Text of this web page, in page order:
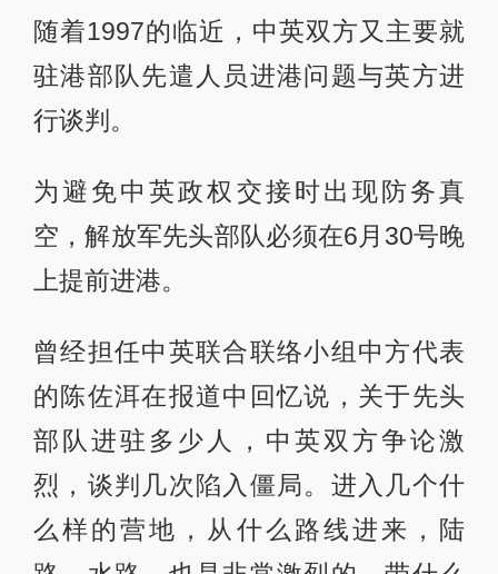
随着1997的临近，中英双方又主要就
驻港部队先遣人员进港问题与英方进
行谈判。
为避免中英政权交接时出现防务真
空，解放军先头部队必须在6月30号晚
上提前进港。
曾经担任中英联合联络小组中方代表
的陈佐洱在报道中回忆说，关于先头
部队进驻多少人，中英双方争论激
烈，谈判几次陷入僵局。进入几个什
么样的营地，从什么路线进来，陆